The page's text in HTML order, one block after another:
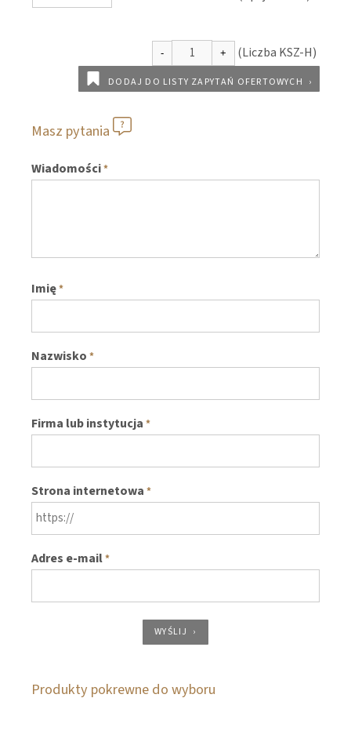
DODAJ DO LISTY ZAPYTAŃ OFERTOWYCH
Masz pytania
Wiadomości*
Imię*
Nazwisko *
Firma lub instytucja *
Strona internetowa *
Adres e-mail*
WYŚLIJ
Produkty pokrewne do wyboru